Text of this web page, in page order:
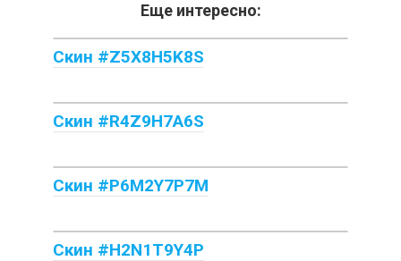
Еще интересно:
Скин #Z5X8H5K8S
Скин #R4Z9H7A6S
Скин #P6M2Y7P7M
Скин #H2N1T9Y4P